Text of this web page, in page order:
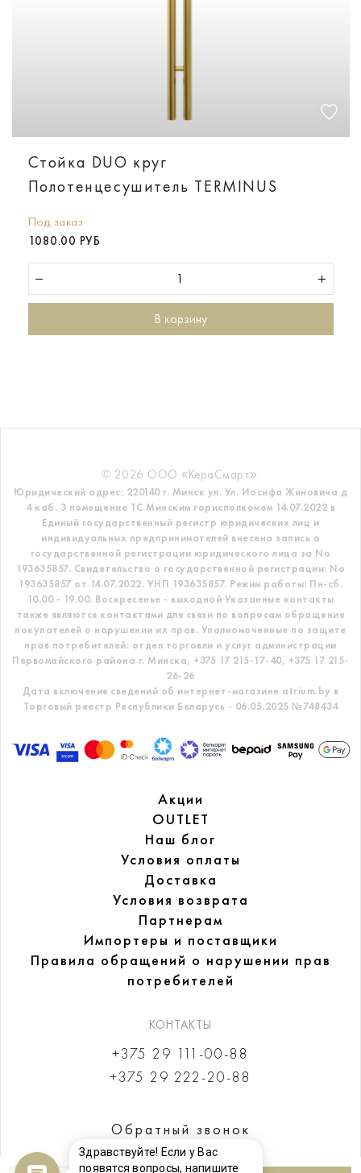
Стойка DUO круг
Полотенцесушитель TERMINUS
Под заказ
1080.00 РУБ
В корзину
© 2026 ООО «КераСмарт».
Юридический адрес: 220140 г. Минск ул. Ул. Иосифа Жиновича д
4 каб. 3 помещение ТС Минским горисполкомом 14.07.2022 в
Единый государственный регистр юридических лиц и
индивидуальных предпринимателей внесена запись о
государственной регистрации юридического лица за No
193635857. Свидетельство о государственной регистрации: No
193635857 от 14.07.2022. УНП 193635857. Режим работы: Пн-сб.
10.00 - 19.00. Воскресенье - выходной Указанные контакты
также являются контактами для связи по вопросам обращения
покупателей о нарушении их прав. Уполномоченные по защите
прав потребителей: отдел торговли и услуг администрации
Первомайского района г. Минска, +375 17 215-17-40, +375 17 215-
26-26
Дата включения сведений об интернет-магазине atrium.by в
Торговый реестр Республики Беларусь - 06.05.2025 №748434
Акции
OUTLET
Наш блог
Условия оплаты
Доставка
Условия возврата
Партнерам
Импортеры и поставщики
Правила обращений о нарушении прав
потребителей
КОНТАКТЫ
+375 29 111-00-88
+375 29 222-20-88
Обратный звонок
Здравствуйте! Если у Вас
появятся вопросы, напишите